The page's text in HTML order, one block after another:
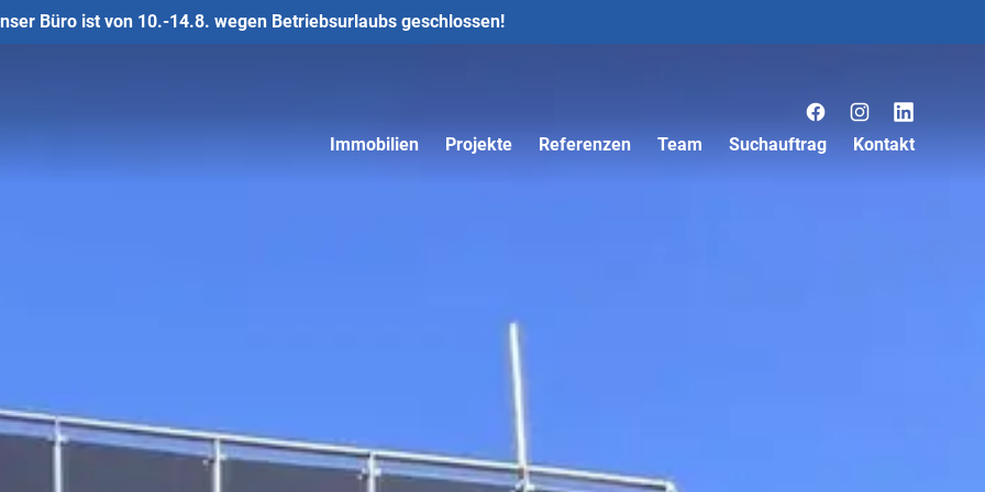
Büro ist von 10.-14.8. wegen Betriebsurlaubs geschlossen!
FacebookInstagramLinkedIn
Immobilien
Projekte Referenzen Team Suchauftrag Kontakt